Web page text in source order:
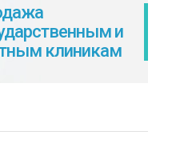
и
клиникам